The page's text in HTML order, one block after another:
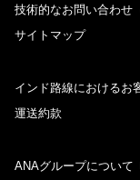
技術的なお問い合わせ
サイトマップ
インド路線におけるお
運送約款
ANAグループについて